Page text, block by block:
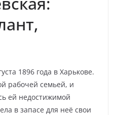
1896 года в Харькове.
рабочей семьей, и
ей недостижимой
в запасе для неё свои